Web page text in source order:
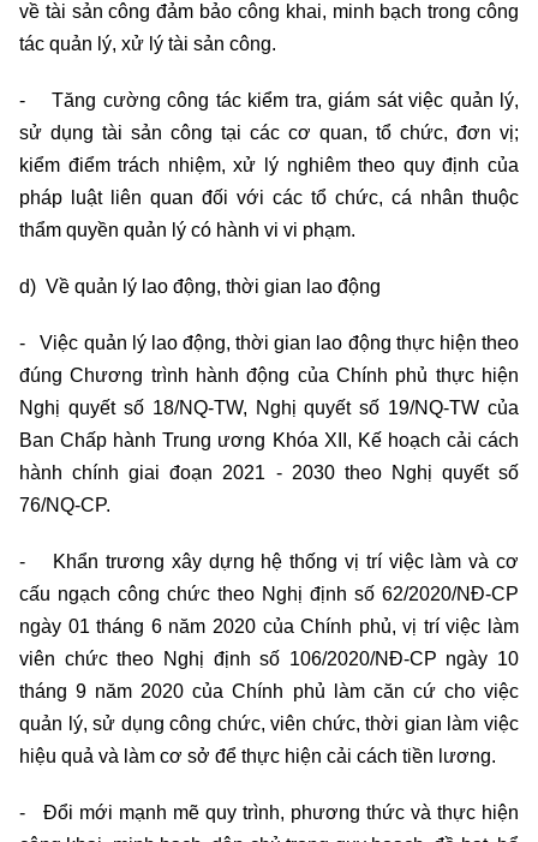
về tài sản công đảm bảo công khai, minh bạch trong công
tác quản lý, xử lý tài sản công.
- Tăng cường công tác kiểm tra, giám sát việc quản lý,
sử dụng tài sản công tại các cơ quan, tổ chức, đơn vị;
kiểm điểm trách nhiệm, xử lý nghiêm theo quy định của
pháp luật liên quan đối với các tổ chức, cá nhân thuộc
thẩm quyền quản lý có hành vi vi phạm.
d) Về quản lý lao động, thời gian lao động
- Việc quản lý lao động, thời gian lao động thực hiện theo
đúng Chương trình hành động của Chính phủ thực hiện
Nghị quyết số 18/NQ-TW, Nghị quyết số 19/NQ-TW của
Ban Chấp hành Trung ương Khóa XII, Kế hoạch cải cách
hành chính giai đoạn 2021 - 2030 theo Nghị quyết số
76/NQ-CP.
- Khẩn trương xây dựng hệ thống vị trí việc làm và cơ
cấu ngạch công chức theo Nghị định số 62/2020/NĐ-CP
ngày 01 tháng 6 năm 2020 của Chính phủ, vị trí việc làm
viên chức theo Nghị định số 106/2020/NĐ-CP ngày 10
tháng 9 năm 2020 của Chính phủ làm căn cứ cho việc
quản lý, sử dụng công chức, viên chức, thời gian làm việc
hiệu quả và làm cơ sở để thực hiện cải cách tiền lương.
- Đổi mới mạnh mẽ quy trình, phương thức và thực hiện